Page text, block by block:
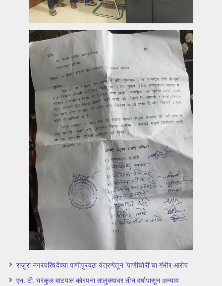
राजुरा नगरपरिषदेच्या पाणीपुरवठा यंत्रणेतून ‘पाणीचोरी’चा गंभीर आरोप
एन. टी. घरकुल वाटपात कोरपना तालुक्यावर तीन वर्षापासून अन्याय